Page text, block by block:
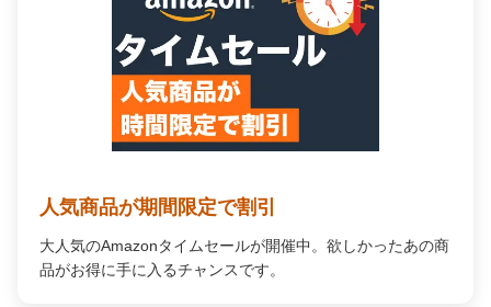
Amazon Music Unlimited
何百万もの曲が自由に聴ける。広告なし、オフライン再生
対応で、あなたの毎日を高音質の音楽で彩ります。